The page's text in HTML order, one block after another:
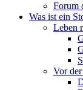
Forum
Was ist ein
Leben
Vor